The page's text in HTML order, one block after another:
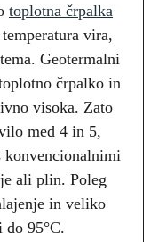
toplotna črpalka
vira,
Geotermalni
črpalko in
visoka. Zato
med 4 in 5,
ali plin. Poleg
in veliko
95°C.